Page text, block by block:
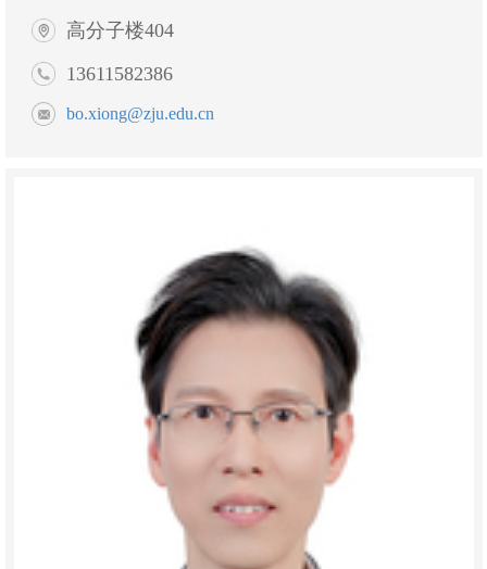
高分子楼404
13611582386
bo.xiong@zju.edu.cn